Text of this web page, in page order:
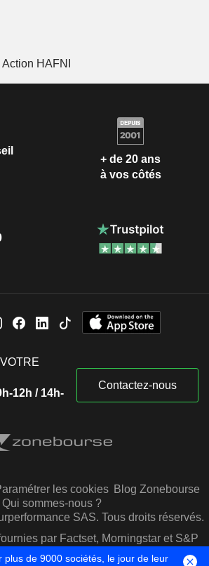
Action HAFNI
+ de 20 ans
à vos côtés
12h / 14h-
Contactez-nous
les cookies Blog Zonebourse
Qui sommes-nous ?
SAS. Tous droits réservés.
par Factset, Morningstar et S&P
Capital IQ
plus de 9000 sociétés, le jour de leur